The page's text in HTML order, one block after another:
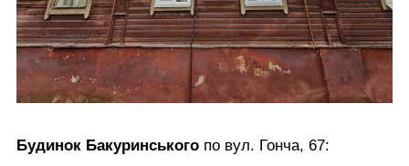
Будинок Бакуринського по вул. Гонча, 67: